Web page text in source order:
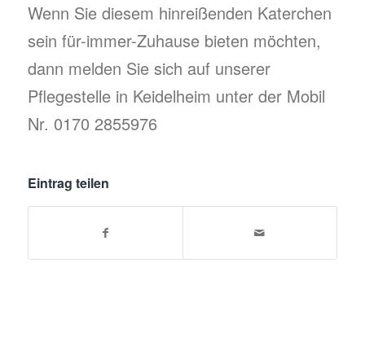
Wenn Sie diesem hinreißenden Katerchen
sein für-immer-Zuhause bieten möchten,
dann melden Sie sich auf unserer
Pflegestelle in Keidelheim unter der Mobil
Nr. 0170 2855976
Eintrag teilen